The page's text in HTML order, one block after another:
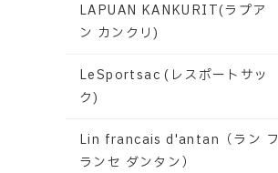
LAPUAN KANKURIT(ラプア
ン カンクリ)
LeSportsac (レスポートサッ
ク)
Lin francais d'antan（ラン フ
ランセ ダンタン）